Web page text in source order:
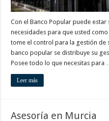
Con el Banco Popular puede
necesidades para que usted
tome el control para la gestión de
banco popular se distribuye su
Posee todo lo que necesitas para
Leer más
Asesoría en Murcia